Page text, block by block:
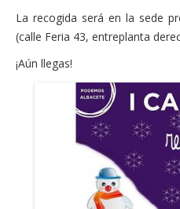
Financiación
La recogida será en la sede
(calle Feria 43, entreplanta
¡Aún llegas!